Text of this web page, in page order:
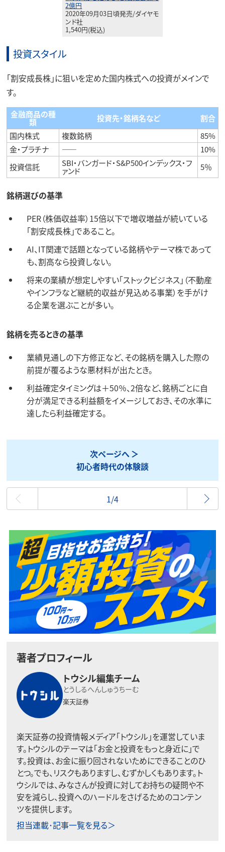
2億円
2020年09月03日頃発売/ダイヤモ
ンド社
1,540円(税込)
投資スタイル
「割安成長株」に狙いを定めた国内株式への投資がメインで
す。
金融商品の種
類 投資先・銘柄名など
割合
国内株式
複数銘柄
85%
金・プラチナ
――
10%
投資信託
SBI・バンガード・S&P500インデックス・フ
ァンド 5％
銘柄選びの基準
PER（株価収益率）15倍以下で増収増益が続いている
「割安成長株」であること。
AI、IT関連で話題となっている銘柄やテーマ株であって
も、割高なら投資しない。
将来の業績が想定しやすい「ストックビジネス」（不動産
やインフラなど継続的収益が見込める事業）を手がけ
る企業を選ぶことが多い。
銘柄を売るときの基準
業績見通しの下方修正など、その銘柄を購入した際の
前提が覆るような悪材料が出たとき。
利益確定タイミングは＋50％、2倍など、銘柄ごとに自
分が満足できる利益額をイメージしておき、その水準に
達したら利益確定する。
次ページへ
初心者時代の体験談
最初
1/4
著者プロフィール
トウシル編集チーム
とうしるへんしゅうちーむ
楽天証券
楽天証券の投資情報メディア「トウシル」を運営していま
す。トウシルのテーマは「お金と投資をもっと身近に」で
す。投資は、お金に振り回されないためにできることのひ
とつ。でも、リスクもありますし、むずかしくもあります。ト
ウシルでは、みなさんが投資に対してお持ちの疑問や不
安を減らし、投資へのハードルをさげるためのコンテン
ツを提供します。
担当連載･記事一覧を見る＞